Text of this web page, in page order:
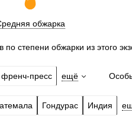
обжарка
степени обжарки из этого
френч-пресс ещё
Гондурас Индия